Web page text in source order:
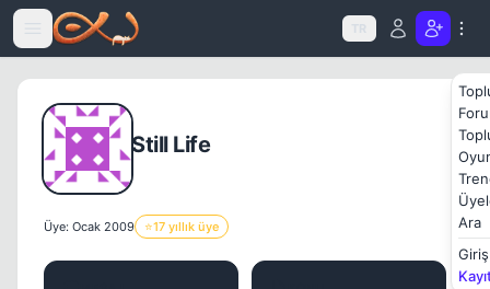
Icerige atla
TR
Ara
Giriş
Still Life
Üye: Ocak 2009 ⭐17 yıllık üye